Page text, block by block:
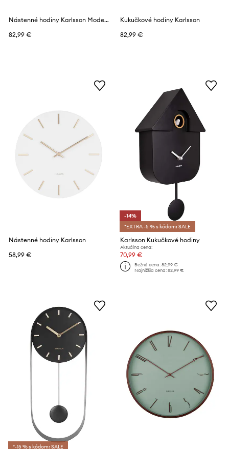
Nástenné hodiny Karlsson Modern Cuckoo
82,99 €
Kukučkové hodiny Karlsson
82,99 €
Nástenné hodiny Karlsson
58,99 €
-14%
*EXTRA -5 % s kódom: SALE
Karlsson Kukučkové hodiny
Aktuálna cena:
70,99 €
Bežná cena:82,99 €
Najnižšia cena:82,99 €
*-15 % s kódom: SALE